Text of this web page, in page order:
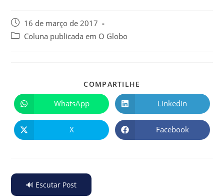
16 de março de 2017
Coluna publicada em O Globo
COMPARTILHE
WhatsApp LinkedIn
X Facebook
🔊 Escutar Post